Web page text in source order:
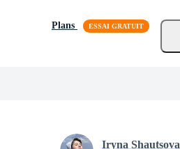
Plans
Iryna Shautsova